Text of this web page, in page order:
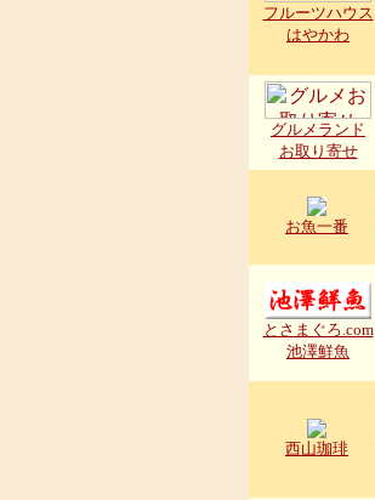
フルーツハウス
はやかわ
グルメランド
お取り寄せ
お魚一番
とさまぐろ.com
池澤鮮魚
西山珈琲